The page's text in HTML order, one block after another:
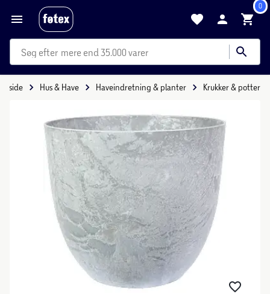
0
mere end 35.000 varer
Hus & Have Haveindretning & planter Krukker & potter